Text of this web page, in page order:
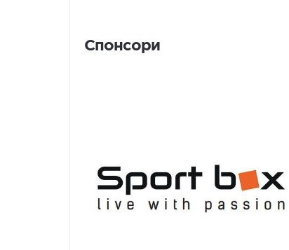
Спонсори